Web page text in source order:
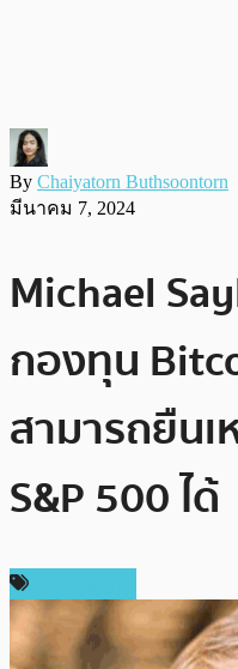
By Chaiyatorn Buthsoontorn
มีนาคม 7, 2024
Michael
กองทุน
สามารถยืน
S&P 500 ได้